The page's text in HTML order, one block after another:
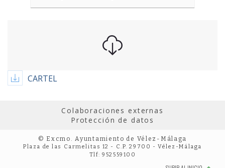
CARTEL
Colaboraciones externas
Protección de datos
© Excmo. Ayuntamiento de Vélez-Málaga
Plaza de las Carmelitas 12 - C.P. 29700 - Vélez-Málaga
Tlf: 952559100